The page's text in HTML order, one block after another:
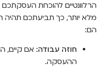
הרלוונטיים להוכחת העסקתכם
מלא יותר, כך תביעתכם תהיה
הם:
חוזה עבודה: אם קיים,
ההעסקה.